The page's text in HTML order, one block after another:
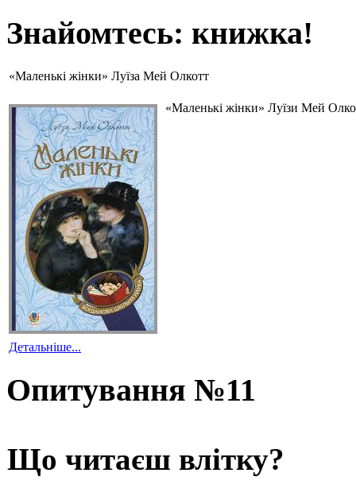
Знайомтесь: книжка!
«Маленькі жінки» Луїза Мей Олкотт
«Маленькі жінки» Луїзи Мей
Детальніше...
Опитування №11
Що читаєш влітку?